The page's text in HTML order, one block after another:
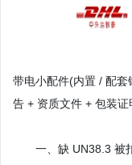
带电小配件(内置 / 配
告 + 资质文件 + 包装
一、缺 UN38.3 被